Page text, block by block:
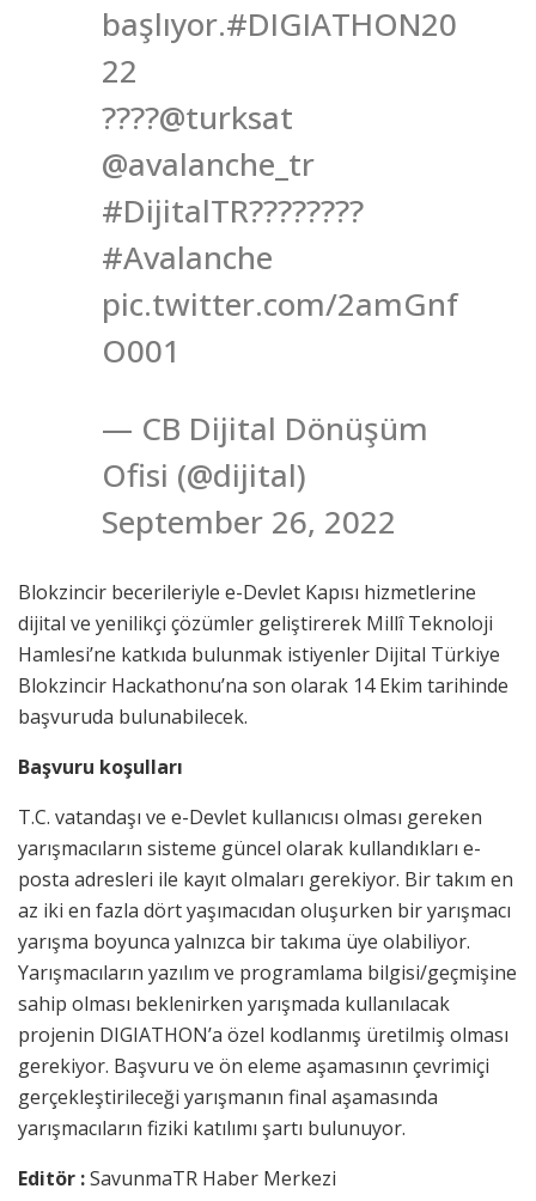
başlıyor.#DIGIATHON20
22
????@turksat
@avalanche_tr
#DijitalTR????????
#Avalanche
pic.twitter.com/2amGnf
O001
— CB Dijital Dönüşüm
Ofisi (@dijital)
September 26, 2022
Blokzincir becerileriyle e-Devlet Kapısı hizmetlerine
dijital ve yenilikçi çözümler geliştirerek Millî Teknoloji
Hamlesi’ne katkıda bulunmak istiyenler Dijital Türkiye
Blokzincir Hackathonu’na son olarak 14 Ekim tarihinde
başvuruda bulunabilecek.
Başvuru koşulları
T.C. vatandaşı ve e-Devlet kullanıcısı olması gereken
yarışmacıların sisteme güncel olarak kullandıkları e-
posta adresleri ile kayıt olmaları gerekiyor. Bir takım en
az iki en fazla dört yaşımacıdan oluşurken bir yarışmacı
yarışma boyunca yalnızca bir takıma üye olabiliyor.
Yarışmacıların yazılım ve programlama bilgisi/geçmişine
sahip olması beklenirken yarışmada kullanılacak
projenin DIGIATHON’a özel kodlanmış üretilmiş olması
gerekiyor. Başvuru ve ön eleme aşamasının çevrimiçi
gerçekleştirileceği yarışmanın final aşamasında
yarışmacıların fiziki katılımı şartı bulunuyor.
Editör :SavunmaTR Haber Merkezi